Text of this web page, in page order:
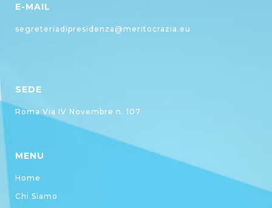
E-MAIL
segreteriadipresidenza@meritocrazia.eu
SEDE
Roma Via IV Novembre n. 107
MENU
Home
Chi Siamo